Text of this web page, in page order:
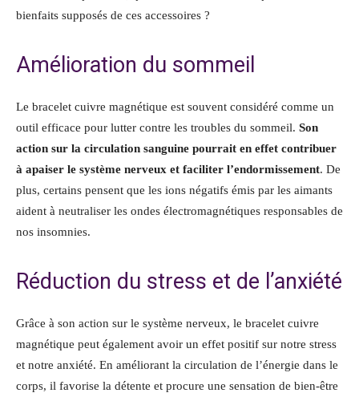
bienfaits supposés de ces accessoires ?
Amélioration du sommeil
Le bracelet cuivre magnétique est souvent considéré comme un
outil efficace pour lutter contre les troubles du sommeil. Son
action sur la circulation sanguine pourrait en effet contribuer
à apaiser le système nerveux et faciliter l’endormissement. De
plus, certains pensent que les ions négatifs émis par les aimants
aident à neutraliser les ondes électromagnétiques responsables de
nos insomnies.
Réduction du stress et de l’anxiété
Grâce à son action sur le système nerveux, le bracelet cuivre
magnétique peut également avoir un effet positif sur notre stress
et notre anxiété. En améliorant la circulation de l’énergie dans le
corps, il favorise la détente et procure une sensation de bien-être